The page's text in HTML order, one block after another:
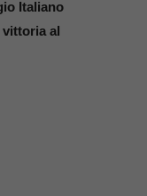
Italiano
vittoria al